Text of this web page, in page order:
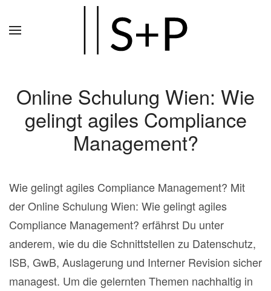
Online Schulung Wien: Wie
gelingt agiles Compliance
Management?
Wie gelingt agiles Compliance Management? Mit
der Online Schulung Wien: Wie gelingt agiles
Compliance Management? erfährst Du unter
anderem, wie du die Schnittstellen zu Datenschutz,
ISB, GwB, Auslagerung und Interner Revision sicher
managest. Um die gelernten Themen nachhaltig in